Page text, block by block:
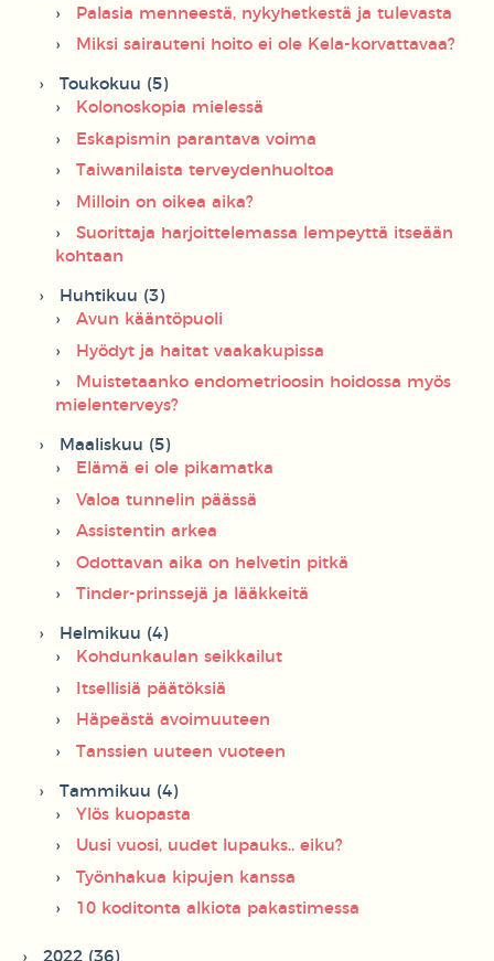
Palasia menneestä, nykyhetkestä ja tulevasta
Miksi sairauteni hoito ei ole Kela-korvattavaa?
Toukokuu (5)
Kolonoskopia mielessä
Eskapismin parantava voima
Taiwanilaista terveydenhuoltoa
Milloin on oikea aika?
Suorittaja harjoittelemassa lempeyttä itseään
kohtaan
Huhtikuu (3)
Avun kääntöpuoli
Hyödyt ja haitat vaakakupissa
Muistetaanko endometrioosin hoidossa myös
mielenterveys?
Maaliskuu (5)
Elämä ei ole pikamatka
Valoa tunnelin päässä
Assistentin arkea
Odottavan aika on helvetin pitkä
Tinder-prinssejä ja lääkkeitä
Helmikuu (4)
Kohdunkaulan seikkailut
Itsellisiä päätöksiä
Häpeästä avoimuuteen
Tanssien uuteen vuoteen
Tammikuu (4)
Ylös kuopasta
Uusi vuosi, uudet lupauks.. eiku?
Työnhakua kipujen kanssa
10 koditonta alkiota pakastimessa
2022 (36)